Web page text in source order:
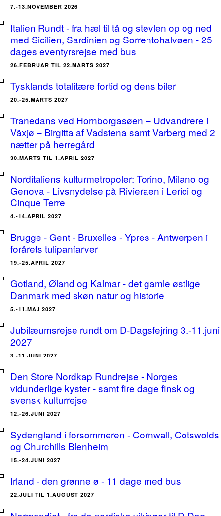
7.-13.NOVEMBER 2026
Italien Rundt - fra hæl til tå og støvlen op og ned
med Sicilien, Sardinien og Sorrentohalvøen - 25
dages eventyrsrejse med bus
26.FEBRUAR TIL 22.MARTS 2027
Tysklands totalitære fortid og dens biler
20.-25.MARTS 2027
Tranedans ved Hornborgasøen – Udvandrere i
Växjø – Birgitta af Vadstena samt Varberg med 2
nætter på herregård
30.MARTS TIL 1.APRIL 2027
Norditaliens kulturmetropoler: Torino, Milano og
Genova - Livsnydelse på Rivieraen i Lerici og
Cinque Terre
4.-14.APRIL 2027
Brugge - Gent - Bruxelles - Ypres - Antwerpen i
forårets tulipanfarver
19.-25.APRIL 2027
Gotland, Øland og Kalmar - det gamle østlige
Danmark med skøn natur og historie
5.-11.MAJ 2027
Jubilæumsrejse rundt om D-Dagsfejring 3.-11.juni
2027
3.-11.JUNI 2027
Den Store Nordkap Rundrejse - Norges
vidunderlige kyster - samt fire dage finsk og
svensk kulturrejse
12.-26.JUNI 2027
Sydengland i forsommeren - Cornwall, Cotswolds
og Churchills Blenheim
15.-24.JUNI 2027
Irland - den grønne ø - 11 dage med bus
22.JULI TIL 1.AUGUST 2027